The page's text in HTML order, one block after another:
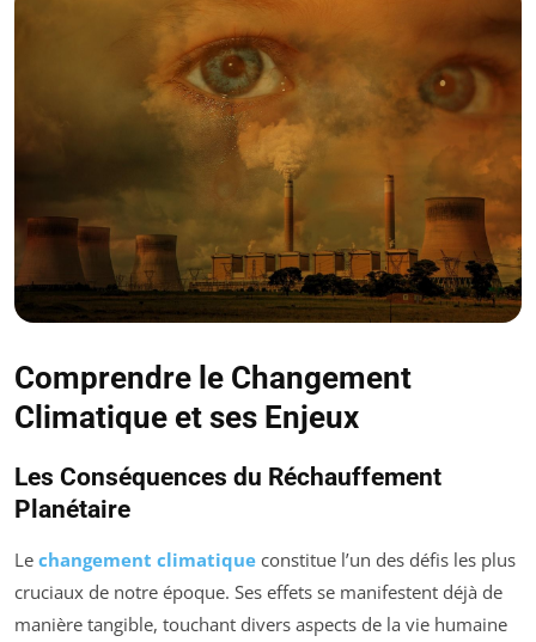
Comprendre le Changement
Climatique et ses Enjeux
Les Conséquences du Réchauffement
Planétaire
Le changement climatique constitue l’un des défis les plus
cruciaux de notre époque. Ses effets se manifestent déjà de
manière tangible, touchant divers aspects de la vie humaine